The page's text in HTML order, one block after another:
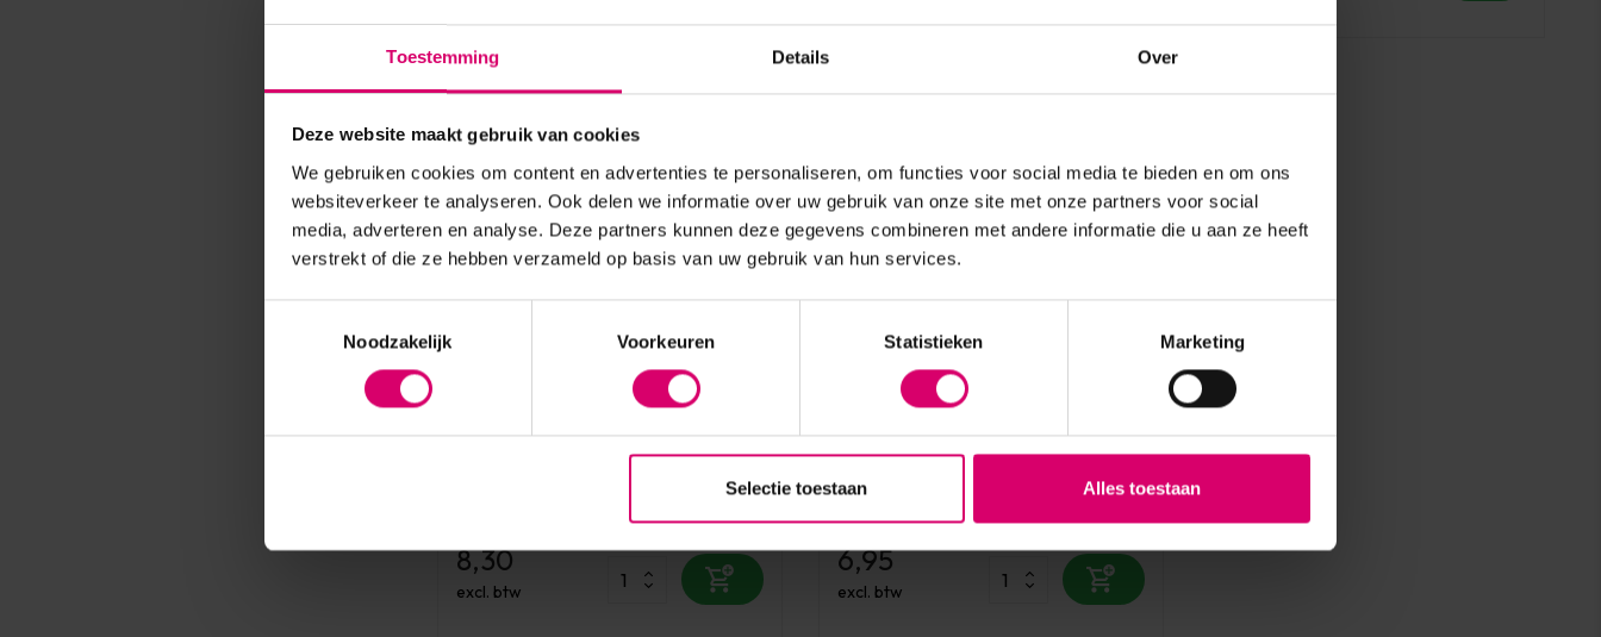
Toestemming Details Over
Deze website maakt gebruik van cookies
We gebruiken cookies om content en advertenties te personaliseren, om functies voor social media te bieden en om ons
websiteverkeer te analyseren. Ook delen we informatie over uw gebruik van onze site met onze partners voor social
media, adverteren en analyse. Deze partners kunnen deze gegevens combineren met andere informatie die u aan ze heeft
verstrekt of die ze hebben verzameld op basis van uw gebruik van hun services.
Noodzakelijk
Voorkeuren Statistieken Marketing
Selectie toestaan Alles toestaan
Everlash Wimpers Zwart
8,30
excl. btw
Everlash Wimper- &
6,95
excl. btw